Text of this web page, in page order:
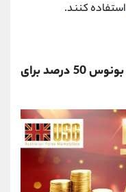
استفاده کنند.
اولین و مهم ترین مزیت این بروکر بونوس 50 درصد برای